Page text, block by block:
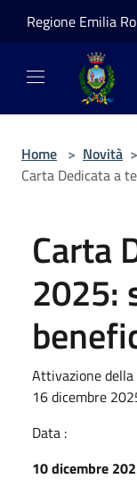
Regione Emilia
Home > Novità >
Carta Dedicata a
Carta
2025:
Attivazione
16 dicembre
Data :
10 dicembre